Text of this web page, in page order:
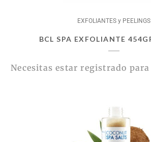
EXFOLIANTES y PEELINGS
BCL SPA EXFOLIANTE
Necesitas estar registrado